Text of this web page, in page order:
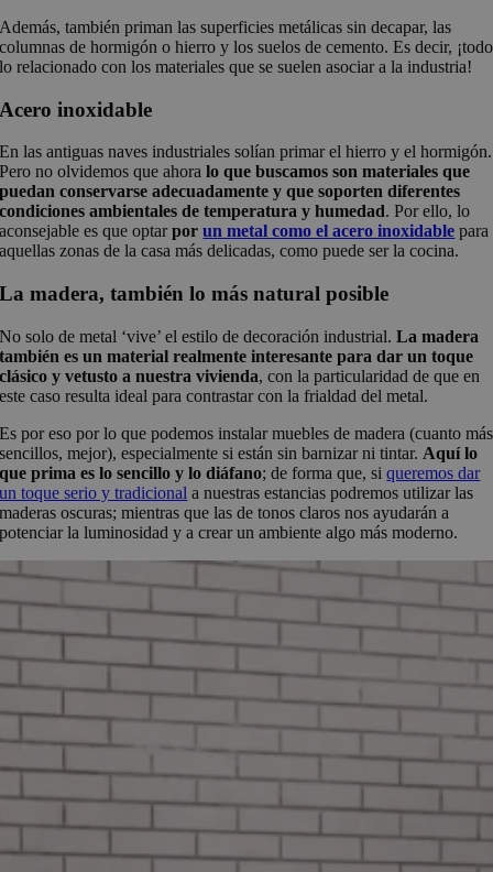
Además, también priman las superficies metálicas sin decapar, las
columnas de hormigón o hierro y los suelos de cemento. Es decir, ¡todo
lo relacionado con los materiales que se suelen asociar a la industria!
Acero inoxidable
En las antiguas naves industriales solían primar el hierro y el hormigón.
Pero no olvidemos que ahoralo que buscamos son materiales que
puedan conservarse adecuadamente y que soporten diferentes
condiciones ambientales de temperatura y humedad. Por ello, lo
aconsejable es que optarporun metal como el acero inoxidable para
aquellas zonas de la casa más delicadas, como puede ser la cocina.
La madera, también lo más natural posible
No solo de metal ‘vive’ el estilo de decoración industrial.La madera
también es un material realmente interesante para dar un toque
clásico y vetusto a nuestra vivienda, con la particularidad de que en
este caso resulta ideal para contrastar con la frialdad del metal.
Es por eso por lo que podemos instalar muebles de madera (cuanto más
sencillos, mejor), especialmente si están sin barnizar ni tintar. Aquí lo
que prima es lo sencillo y lo diáfano; de forma que, siqueremos dar
un toque serio y tradicional a nuestras estancias podremos utilizar las
maderas oscuras; mientras que las de tonos claros nos ayudarán a
potenciar la luminosidad y a crear un ambiente algo más moderno.